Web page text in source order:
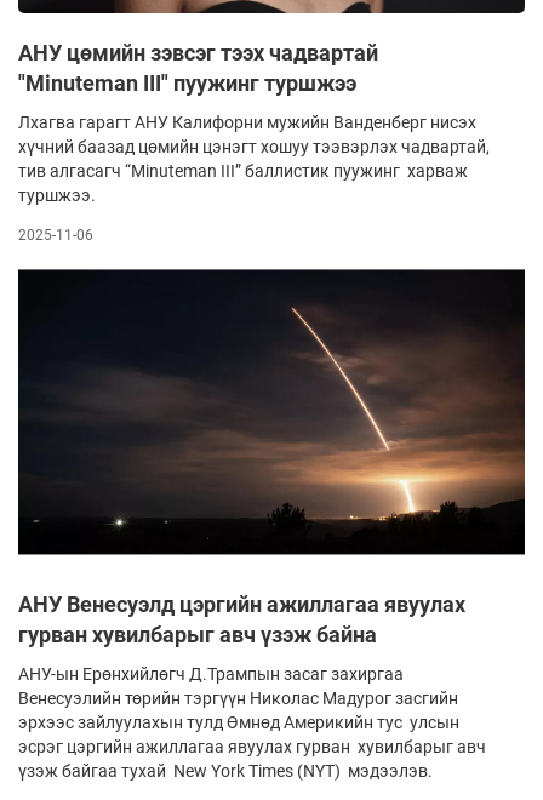
АНУ цөмийн зэвсэг тээх чадвартай
"Minuteman III" пуужинг туршжээ
Лхагва гарагт АНУ Калифорни мужийн Ванденберг нисэх
хүчний баазад цөмийн цэнэгт хошуу тээвэрлэх чадвартай,
тив алгасагч “Minuteman III” баллистик пуужинг харваж
туршжээ.
2025-11-06
АНУ Венесуэлд цэргийн ажиллагаа явуулах
гурван хувилбарыг авч үзэж байна
АНУ-ын Ерөнхийлөгч Д.Трампын засаг захиргаа
Венесуэлийн төрийн тэргүүн Николас Мадурог засгийн
эрхээс зайлуулахын тулд Өмнөд Америкийн тус улсын
эсрэг цэргийн ажиллагаа явуулах гурван хувилбарыг авч
үзэж байгаа тухай New York Times (NYT) мэдээлэв.